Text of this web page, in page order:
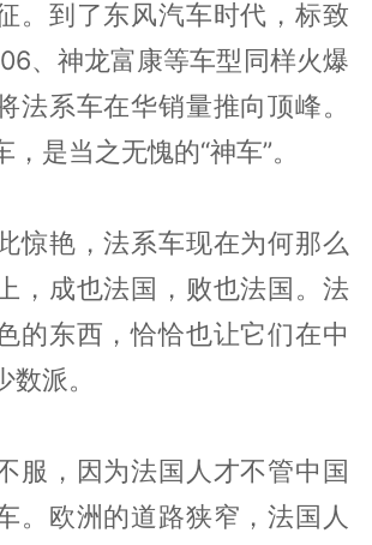
。到了东风汽车时代，标致
、神龙富康等车型同样火爆
法系车在华销量推向顶峰。
是当之无愧的“神车”。
惊艳，法系车现在为何那么
，成也法国，败也法国。法
的东西，恰恰也让它们在中
派。
服，因为法国人才不管中国
。欧洲的道路狭窄，法国人